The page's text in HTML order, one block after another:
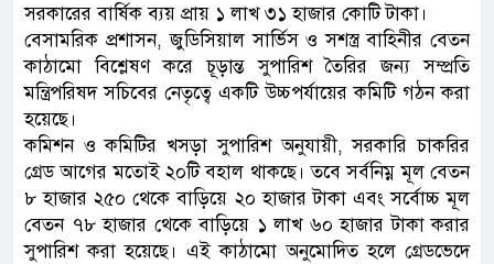
সরকারের বার্ষিক ব্যয় প্রায় ১ লাখ ৩১ হাজার কোটি টাকা।
বেসামরিক প্রশাসন, জুডিসিয়াল সার্ভিস ও সশস্ত্র বাহিনীর বেতন
কাঠামো বিশ্লেষণ করে চূড়ান্ত সুপারিশ তৈরির জন্য সম্প্রতি
মন্ত্রিপরিষদ সচিবের নেতৃত্বে একটি উচ্চপর্যায়ের কমিটি গঠন করা
হয়েছে।
কমিশন ও কমিটির খসড়া সুপারিশ অনুযায়ী, সরকারি চাকরির
গ্রেড আগের মতোই ২০টি বহাল থাকছে। তবে সর্বনিম্ন মূল বেতন
৮ হাজার ২৫০ থেকে বাড়িয়ে ২০ হাজার টাকা এবং সর্বোচ্চ মূল
বেতন ৭৮ হাজার থেকে বাড়িয়ে ১ লাখ ৬০ হাজার টাকা করার
সুপারিশ করা হয়েছে। এই কাঠামো অনুমোদিত হলে গ্রেডভেদে